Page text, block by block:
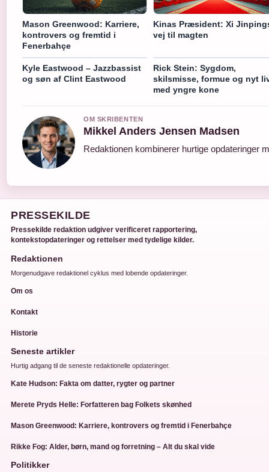
Mason Greenwood: Karriere,
kontrovers og fremtid i
Fenerbahçe
Kinas Præsident: Xi
vej til magten
Kyle Eastwood – Jazzbassist
og søn af Clint Eastwood
Rick Stein: Sygdom,
skilsmisse, formue og nyt
med yngre kone
OM SKRIBENTEN
Mikkel Anders Jensen Madsen
Redaktionen kombinerer hurtige opdateringer
PRESSEKILDE
Pressekilde redaktion udgiver verificeret rapportering,
kontekstopdateringer og rettelser med tydelige kilder.
Redaktionen
Morgenudgave redaktionel cyklus med lobende opdateringer.
Om os
Kontakt
Historie
Seneste artikler
Hurtig adgang til de seneste redaktionelle opdateringer.
Kate Hudson: Fakta om datter, rygter og partner
Merete Pryds Helle: Forfatteren bag Folkets skønhed
Mason Greenwood: Karriere, kontrovers og fremtid i Fenerbahçe
Rikke Fog: Alder, børn, mand og forretning – Alt du skal vide
Politikker